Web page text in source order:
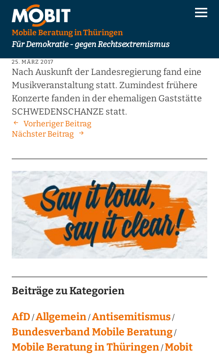
Mobile Beratung in Thüringen
Für Demokratie - gegen Rechtsextremismus
25. MÄRZ 2017
Nach Auskunft der Landesregierung fand eine
Musikveranstaltung statt. Zumindest frühere
Konzerte fanden in der ehemaligen Gaststätte
SCHWEDENSCHANZE statt.
Vorheriger Beitrag
Nächster Beitrag
Beiträge zu Kategorien
AfD Allgemein Antisemitismus
Bundesverband Mobile Beratung
Mobile Beratung in Thüringen Mobit